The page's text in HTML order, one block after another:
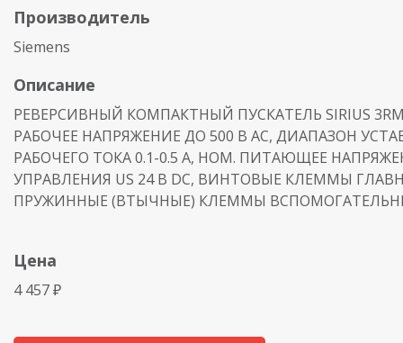
Производитель
Siemens
Описание
РЕВЕРСИВНЫЙ КОМПАКТНЫЙ ПУСКАТЕЛЬ SIRIUS
РАБОЧЕЕ НАПРЯЖЕНИЕ ДО 500 В АС, ДИАПАЗОН
РАБОЧЕГО ТОКА 0.1-0.5 A, НОМ. ПИТАЮЩЕЕ
УПРАВЛЕНИЯ US 24 В DC, ВИНТОВЫЕ КЛЕММЫ
ПРУЖИННЫЕ (ВТЫЧНЫЕ) КЛЕММЫ
Цена
4 457 ₽